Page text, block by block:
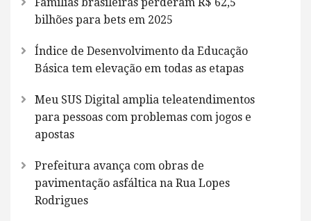
bilhões para bets em 2025
Índice de Desenvolvimento da Educação
Básica tem elevação em todas as etapas
Meu SUS Digital amplia teleatendimentos
para pessoas com problemas com jogos e
apostas
Prefeitura avança com obras de
pavimentação asfáltica na Rua Lopes
Rodrigues